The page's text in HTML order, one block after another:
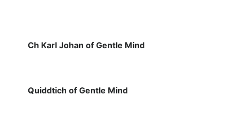
Ch Karl Johan of Gentle Mind
Quiddtich of Gentle Mind